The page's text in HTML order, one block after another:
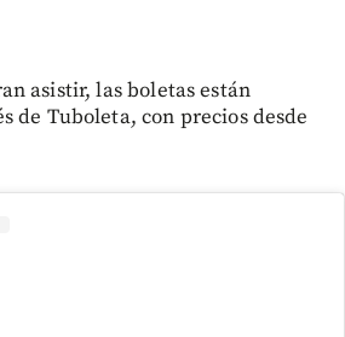
asistir, las boletas están
de Tuboleta, con precios desde